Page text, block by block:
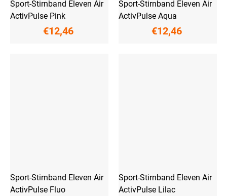
Sport-Stirnband Eleven Air
ActivPulse Pink
€12,46
Sport-Stirnband Eleven Air
ActivPulse Aqua
€12,46
Sport-Stirnband Eleven Air
ActivPulse Fluo
Sport-Stirnband Eleven Air
ActivPulse Lilac